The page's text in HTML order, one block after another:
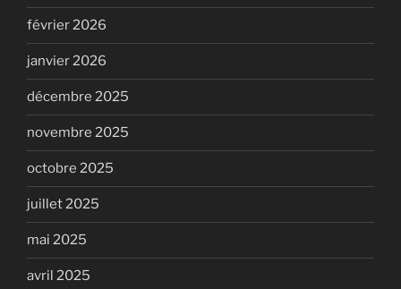
février 2026
janvier 2026
décembre 2025
novembre 2025
octobre 2025
juillet 2025
mai 2025
avril 2025